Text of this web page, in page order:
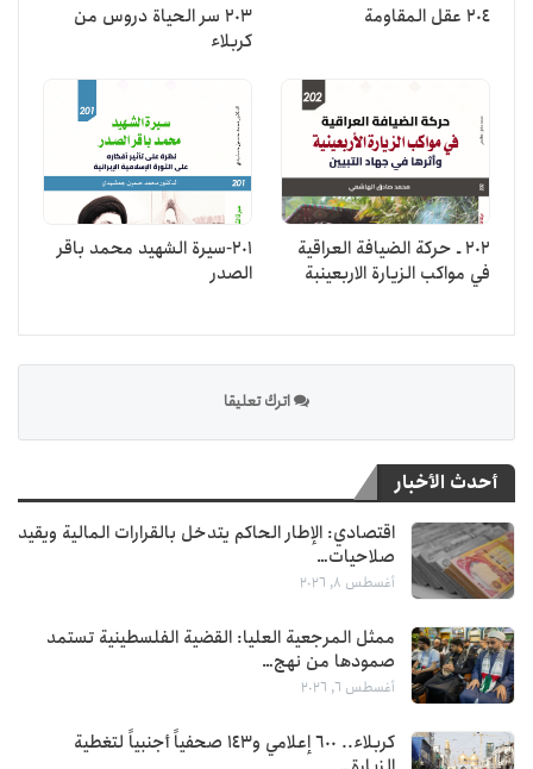
204 عقل المقاومة
203 سر الحياة دروس من
كربلاء
202 ـ حركة الضيافة العراقية
في مواكب الزيارة الاربعينبة
201-سيرة الشهيد محمد باقر
الصدر
اترك تعليقا
أحدث الأخبار
اقتصادي: الإطار الحاكم يتدخل بالقرارات المالية ويقيد
صلاحيات…
أغسطس 8, 2026
ممثل المرجعية العليا: القضية الفلسطينية تستمد
صمودها من نهج…
أغسطس 6, 2026
كربلاء.. 600 إعلامي و143 صحفياً أجنبياً لتغطية